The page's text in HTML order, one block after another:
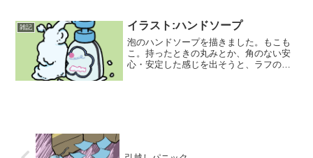
雑記 イラスト:ハンドソープ
泡のハンドソープを描きました。もこも
こ。持ったときの丸みとか、角のない安
心・安定した感じを出そうと、ラフの時